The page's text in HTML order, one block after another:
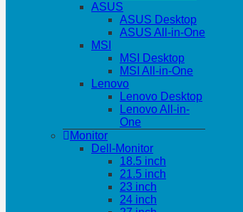
ASUS
ASUS Desktop
ASUS All-in-One
MSI
MSI Desktop
MSI All-in-One
Lenovo
Lenovo Desktop
Lenovo All-in-
One
Monitor
Dell-Monitor
18.5 inch
21.5 inch
23 inch
24 inch